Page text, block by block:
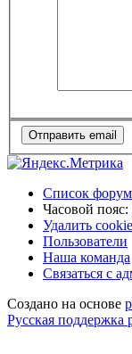
Список
Часовой пояс:
Удалить
Пользователи
Наша команда
Связаться с
Создано на основе
Русская поддержка